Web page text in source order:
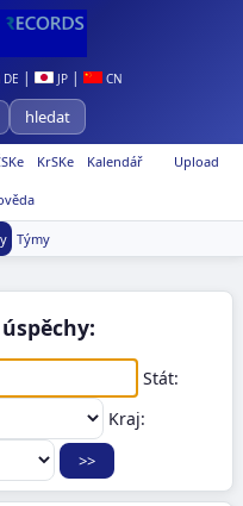
DE | JP | CN
Upload
KrSKe Kalendář
Týmy
Stát:
Kraj: